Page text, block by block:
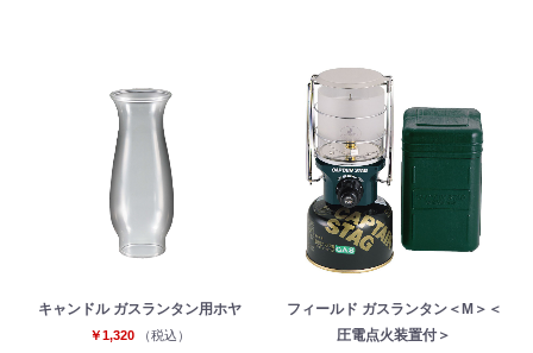
キャンドル ガスランタン用ホヤ
￥1,320 （税込）
フィールド ガスランタン＜M＞＜
圧電点火装置付＞